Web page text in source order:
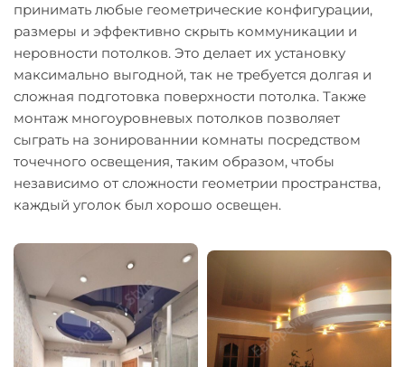
принимать любые геометрические конфигурации,
размеры и эффективно скрыть коммуникации и
неровности потолков. Это делает их установку
максимально выгодной, так не требуется долгая и
сложная подготовка поверхности потолка. Также
монтаж многоуровневых потолков позволяет
сыграть на зонированнии комнаты посредством
точечного освещения, таким образом, чтобы
независимо от сложности геометрии пространства,
каждый уголок был хорошо освещен.